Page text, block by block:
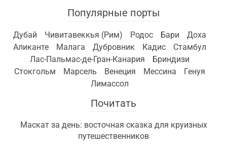
Популярные порты
Дубай Чивитавеккья (Рим) Родос Бари
Доха
Аликанте
Малага Дубровник Кадис
Стамбул
Лас-Пальмас-де-Гран-Канария
Бриндизи
Стокгольм
Марсель Венеция Мессина
Генуя
Лимассол
Почитать
Маскат за день: восточная сказка для круизных
путешественников